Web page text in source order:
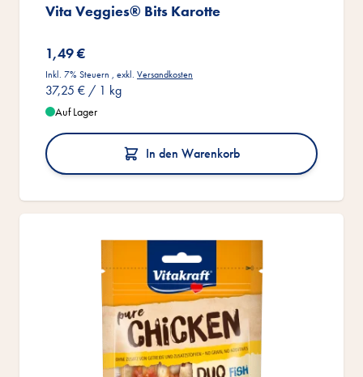
Vita Veggies® Bits Karotte
1,49 €
Inkl. 7% Steuern , exkl. Versandkosten
37,25 € / 1 kg
Auf Lager
In den Warenkorb